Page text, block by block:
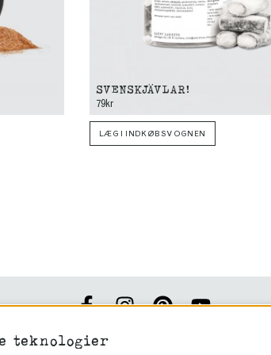
SVENSKJÄVLAR!
79kr
LÆG I INDKØBSVOGNEN
HHold dig opdateret med vores nyhedsbrev!
teknologier